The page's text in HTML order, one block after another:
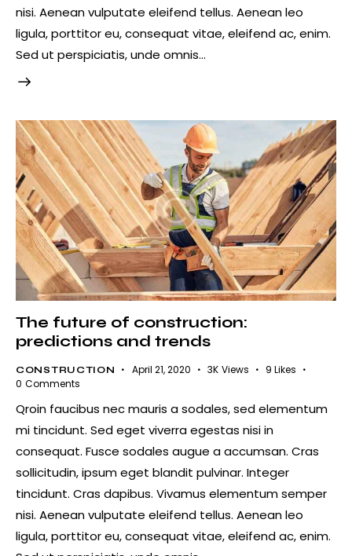
nisi. Aenean vulputate eleifend tellus. Aenean leo
ligula, porttitor eu, consequat vitae, eleifend ac, enim.
Sed ut perspiciatis, unde omnis…
The future of construction:
predictions and trends
CONSTRUCTION April 21, 2020 3K Views 9 Likes
0 Comments
Qroin faucibus nec mauris a sodales, sed elementum
mi tincidunt. Sed eget viverra egestas nisi in
consequat. Fusce sodales augue a accumsan. Cras
sollicitudin, ipsum eget blandit pulvinar. Integer
tincidunt. Cras dapibus. Vivamus elementum semper
nisi. Aenean vulputate eleifend tellus. Aenean leo
ligula, porttitor eu, consequat vitae, eleifend ac, enim.